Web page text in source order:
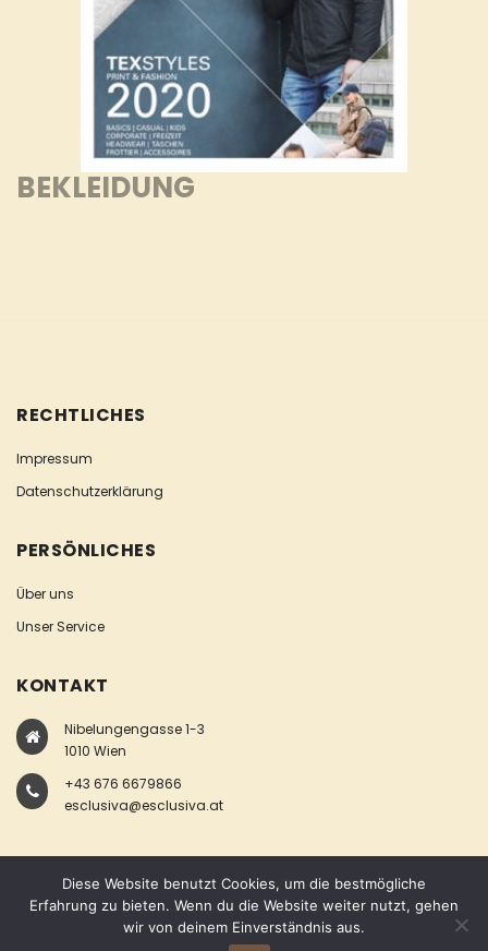
BEKLEIDUNG
RECHTLICHES
Impressum
Datenschutzerklärung
PERSÖNLICHES
Über uns
Unser Service
KONTAKT
Nibelungengasse 1-3
1010 Wien
+43 676 6679866
esclusiva@esclusiva.at
COPYRIGHT © ESCLUSIVA
Diese Website benutzt Cookies, um die bestmögliche
Erfahrung zu bieten. Wenn du die Website weiter nutzt, gehen
wir von deinem Einverständnis aus.